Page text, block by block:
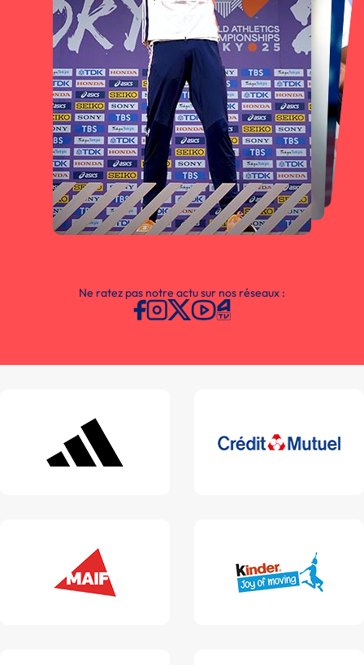
Ne ratez pas notre actu sur nos réseaux :